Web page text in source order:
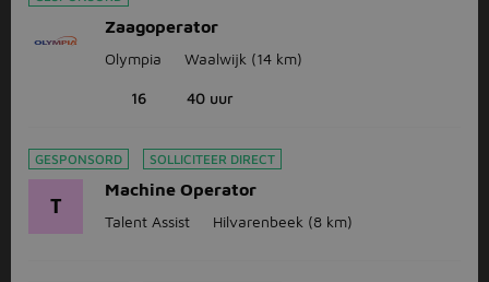
Zaagoperator
Olympia Waalwijk (14 km)
16 40 uur
GESPONSORD SOLLICITEER DIRECT
T
Machine Operator
Talent Assist Hilvarenbeek (8 km)